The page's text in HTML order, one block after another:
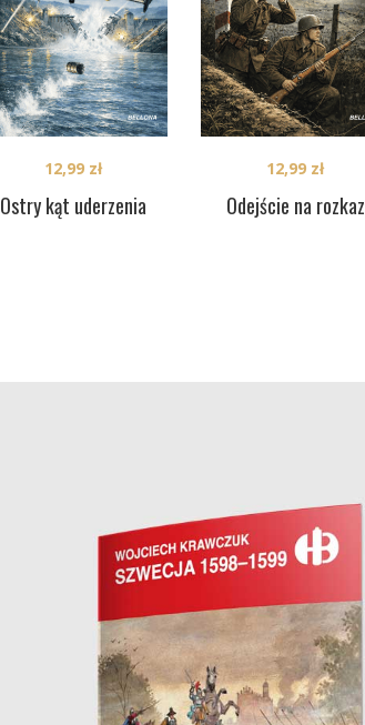
Ostry kąt uderzenia
12,99 zł
Odejście na rozkaz
12,99 zł